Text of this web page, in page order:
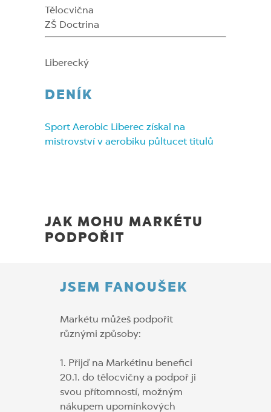
Tělocvična
ZŠ Doctrina
Liberecký
DENÍK
Sport Aerobic Liberec získal na
mistrovství v aerobiku půltucet titulů
JAK MOHU MARKÉTU
PODPOŘIT
JSEM FANOUŠEK
Markétu můžeš podpořit
různými způsoby:
1. Přijď na Markétinu benefici
20.1. do tělocvičny a podpoř ji
svou přítomností, možným
nákupem upomínkových